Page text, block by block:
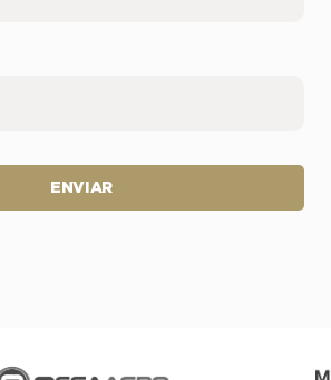
ENVIAR